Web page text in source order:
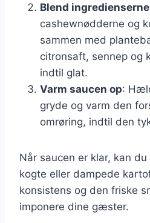
Blend ingredienserne
cashewnødderne og
sammen med
citronsaft, sennep og
indtil glat.
Varm saucen op:
gryde og varm den
omrøring, indtil den
Når saucen er klar, kan
kogte eller dampede
konsistens og den friske
imponere dine gæster.